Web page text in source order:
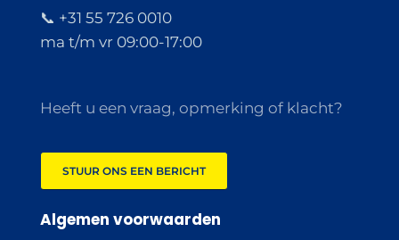
📞 +31 55 726 0010
ma t/m vr 09:00-17:00
Heeft u een vraag, opmerking of klacht?
STUUR ONS EEN BERICHT
Algemen voorwaarden